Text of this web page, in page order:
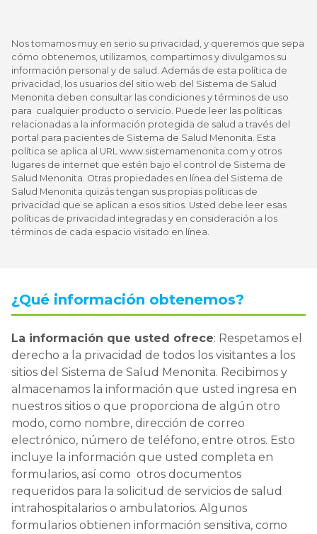
Nos tomamos muy en serio su privacidad, y queremos que sepa
cómo obtenemos, utilizamos, compartimos y divulgamos su
información personal y de salud. Además de esta política de
privacidad, los usuarios del sitio web del Sistema de Salud
Menonita deben consultar las condiciones y términos de uso
para cualquier producto o servicio. Puede leer las políticas
relacionadas a la información protegida de salud a través del
portal para pacientes de Sistema de Salud Menonita. Esta
política se aplica al URL www.sistemamenonita.com y otros
lugares de internet que estén bajo el control de Sistema de
Salud Menonita. Otras propiedades en línea del Sistema de
Salud Menonita quizás tengan sus propias políticas de
privacidad que se aplican a esos sitios. Usted debe leer esas
políticas de privacidad integradas y en consideración a los
términos de cada espacio visitado en línea.
¿Qué información obtenemos?
La información que usted ofrece: Respetamos el
derecho a la privacidad de todos los visitantes a los
sitios del Sistema de Salud Menonita. Recibimos y
almacenamos la información que usted ingresa en
nuestros sitios o que proporciona de algún otro
modo, como nombre, dirección de correo
electrónico, número de teléfono, entre otros. Esto
incluye la información que usted completa en
formularios, así como otros documentos
requeridos para la solicitud de servicios de salud
intrahospitalarios o ambulatorios. Algunos
formularios obtienen información sensitiva, como